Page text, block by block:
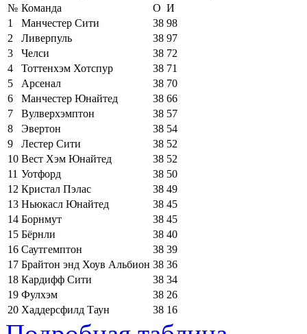
№ Команда О И
1
Манчестер Сити 38 98
2
Ливерпуль 38 97
3
Челси 38 72
4
Тоттенхэм Хотспур 38 71
5
Арсенал 38 70
6
Манчестер Юнайтед 38 66
7
Вулверхэмптон 38 57
8
Эвертон 38 54
9
Лестер Сити 38 52
10 Вест Хэм Юнайтед 38 52
11 Уотфорд 38 50
12 Кристал Пэлас 38 49
13 Ньюкасл Юнайтед 38 45
14 Борнмут 38 45
15 Бёрнли 38 40
16 Саутгемптон 38 39
17 Брайтон энд Хоув Альбион 38 36
18 Кардифф Сити 38 34
19 Фулхэм 38 26
20 Хаддерсфилд Таун 38 16